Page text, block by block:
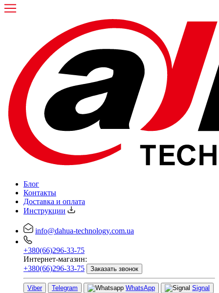
Блог
Контакты
Доставка и оплата
Инструкции
info@dahua-technology.com.ua
+380(66)296-33-75
Интернет-магазин:
+380(66)296-33-75
Заказать звонок
Viber Telegram WhatsApp Signal